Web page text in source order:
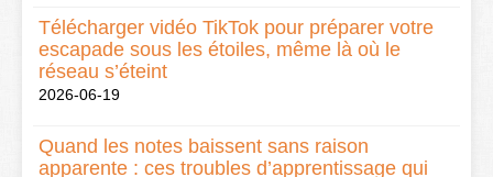
Télécharger vidéo TikTok pour préparer votre
escapade sous les étoiles, même là où le
réseau s’éteint
2026-06-19
Quand les notes baissent sans raison
apparente : ces troubles d’apprentissage qui